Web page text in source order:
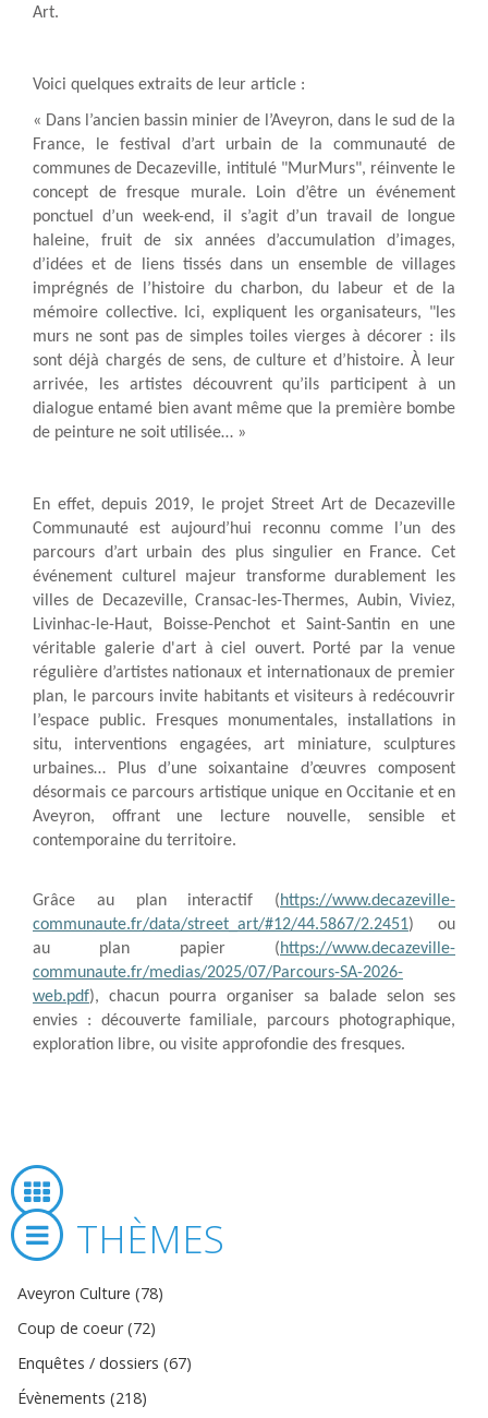
Art.
Voici quelques extraits de leur article :
« Dans l’ancien bassin minier de l’Aveyron, dans le sud de la
France, le festival d’art urbain de la communauté de
communes de Decazeville, intitulé "MurMurs", réinvente le
concept de fresque murale. Loin d’être un événement
ponctuel d’un week-end, il s’agit d’un travail de longue
haleine, fruit de six années d’accumulation d’images,
d’idées et de liens tissés dans un ensemble de villages
imprégnés de l’histoire du charbon, du labeur et de la
mémoire collective. Ici, expliquent les organisateurs, "les
murs ne sont pas de simples toiles vierges à décorer : ils
sont déjà chargés de sens, de culture et d’histoire. À leur
arrivée, les artistes découvrent qu’ils participent à un
dialogue entamé bien avant même que la première bombe
de peinture ne soit utilisée… »
En effet, depuis 2019, le projet Street Art de Decazeville
Communauté est aujourd’hui reconnu comme l’un des
parcours d’art urbain des plus singulier en France. Cet
événement culturel majeur transforme durablement les
villes de Decazeville, Cransac-les-Thermes, Aubin, Viviez,
Livinhac-le-Haut, Boisse-Penchot et Saint-Santin en une
véritable galerie d'art à ciel ouvert. Porté par la venue
régulière d’artistes nationaux et internationaux de premier
plan, le parcours invite habitants et visiteurs à redécouvrir
l’espace public. Fresques monumentales, installations in
situ, interventions engagées, art miniature, sculptures
urbaines… Plus d’une soixantaine d’œuvres composent
désormais ce parcours artistique unique en Occitanie et en
Aveyron, offrant une lecture nouvelle, sensible et
contemporaine du territoire.
Grâce au plan interactif (https://www.decazeville-
communaute.fr/data/street_art/#12/44.5867/2.2451) ou
au plan papier (https://www.decazeville-
communaute.fr/medias/2025/07/Parcours-SA-2026-
web.pdf), chacun pourra organiser sa balade selon ses
envies : découverte familiale, parcours photographique,
exploration libre, ou visite approfondie des fresques.
THÈMES
Aveyron Culture (78)
Coup de coeur (72)
Enquêtes / dossiers (67)
Évènements (218)